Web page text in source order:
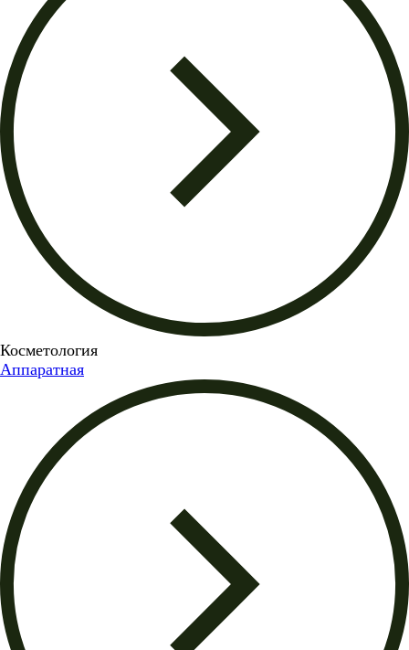
Косметология
Аппаратная